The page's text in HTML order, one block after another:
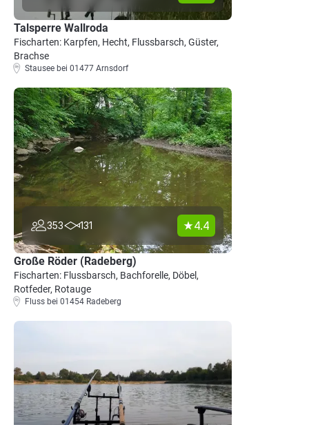
Talsperre Wallroda
Fischarten: Karpfen, Hecht, Flussbarsch, Güster,
Brachse
Stausee bei 01477 Arnsdorf
353 131 4.4
Große Röder (Radeberg)
Fischarten: Flussbarsch, Bachforelle, Döbel,
Rotfeder, Rotauge
Fluss bei 01454 Radeberg